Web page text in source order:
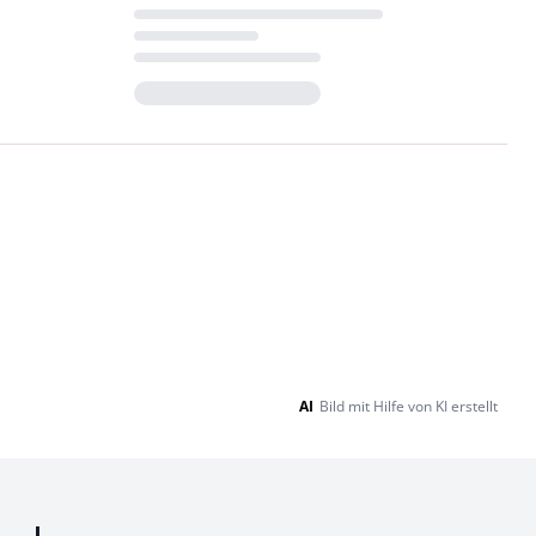
AI Bild mit Hilfe von KI erstellt